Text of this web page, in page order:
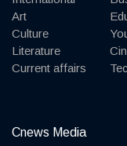
Art
Culture
Literature
Current affairs
Cnews Media